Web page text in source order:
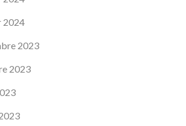
2024
2023
2023